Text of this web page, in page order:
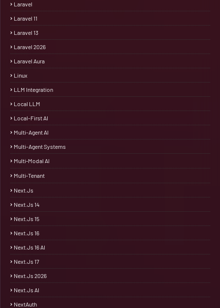
Laravel
Laravel 11
Laravel 13
Laravel 2026
Laravel Aura
Linux
LLM Integration
Local LLM
Local-First AI
Multi-Agent AI
Multi-Agent Systems
Multi‑Modal AI
Multi‑Tenant
Next.js
Next.js 14
Next.js 15
Next.js 16
Next.js 16 AI
Next.js 17
Next.js 2026
Next.js AI
NextAuth